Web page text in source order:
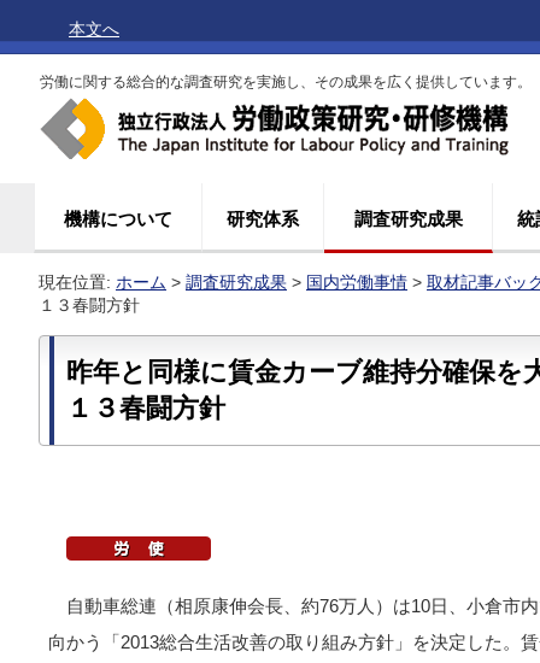
本文へ
労働に関する総合的な調査研究を実施し、その成果を広く提供しています。
機構について 研究体系 調査研究成果 統
現在位置: ホーム > 調査研究成果 > 国内労働事情 > 取材記事バッ
１３春闘方針
昨年と同様に賃金カーブ維持分確保を
１３春闘方針
自動車総連（相原康伸会長、約76万人）は10日、小倉市
向かう「2013総合生活改善の取り組み方針」を決定した。